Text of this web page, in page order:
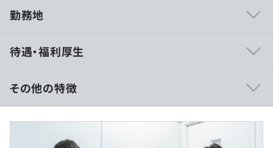
援をおこなっております。これまでに数多くの企業様の課
【主な支援実績】
■ニフティライフスタイル株式会社様
ショート動画広告の運用により、CPA（顧客獲得単価）を
50％改善いたしました。完全成果報酬型モデルを導入す
勤務地
待遇・福利厚生
【想定年収504万円の場合】
■賃金形態：月給制
■賃金の決定方法： 総支給額は経歴、能力を考慮して決
その他の特徴